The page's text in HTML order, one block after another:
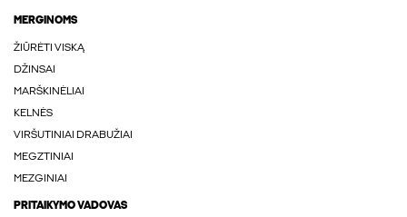
MERGINOMS
ŽIŪRĖTI VISKĄ
DŽINSAI
MARŠKINĖLIAI
KELNĖS
VIRŠUTINIAI DRABUŽIAI
MEGZTINIAI
MEZGINIAI
PRITAIKYMO VADOVAS